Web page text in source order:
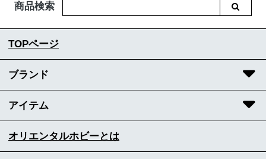
商品検索
TOPページ
ブランド
アイテム
オリエンタルホビーとは